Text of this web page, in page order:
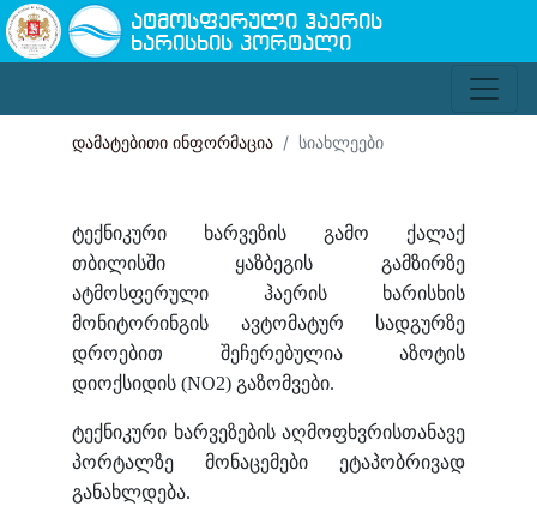
ატმოსფერული ჰაერის
ხარისხის პორტალი
დამატებითი ინფორმაცია სიახლეები
ტექნიკური ხარვეზის გამო ქალაქ
თბილისში ყაზბეგის გამზირზე
ატმოსფერული ჰაერის ხარისხის
მონიტორინგის ავტომატურ სადგურზე
დროებით შეჩერებულია აზოტის
დიოქსიდის (NO2) გაზომვები.
ტექნიკური ხარვეზების აღმოფხვრისთანავე
პორტალზე მონაცემები ეტაპობრივად
განახლდება.